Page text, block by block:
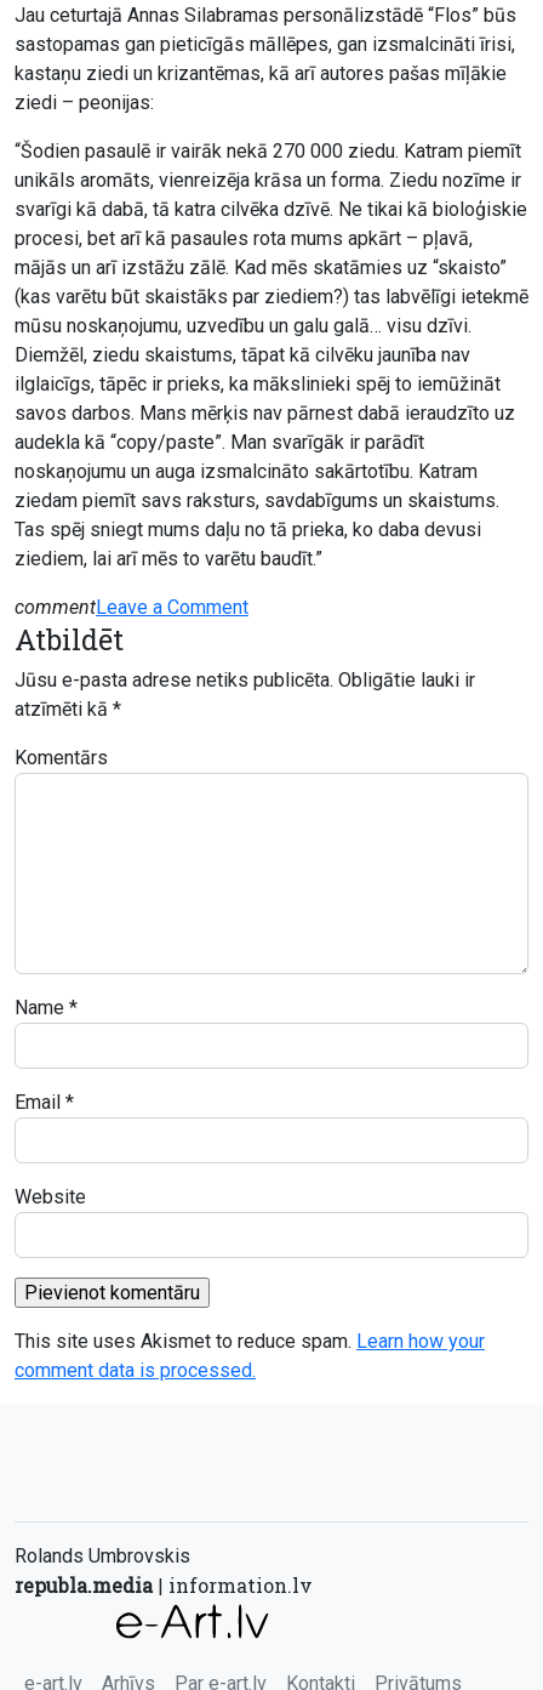
Jau ceturtajā Annas Silabramas personālizstādē “Flos” būs
sastopamas gan pieticīgās māllēpes, gan izsmalcināti īrisi,
kastaņu ziedi un krizantēmas, kā arī autores pašas mīļākie
ziedi – peonijas:
“Šodien pasaulē ir vairāk nekā 270 000 ziedu. Katram piemīt
unikāls aromāts, vienreizēja krāsa un forma. Ziedu nozīme ir
svarīgi kā dabā, tā katra cilvēka dzīvē. Ne tikai kā bioloģiskie
procesi, bet arī kā pasaules rota mums apkārt – pļavā,
mājās un arī izstāžu zālē. Kad mēs skatāmies uz “skaisto”
(kas varētu būt skaistāks par ziediem?) tas labvēlīgi ietekmē
mūsu noskaņojumu, uzvedību un galu galā… visu dzīvi.
Diemžēl, ziedu skaistums, tāpat kā cilvēku jaunība nav
ilglaicīgs, tāpēc ir prieks, ka mākslinieki spēj to iemūžināt
savos darbos. Mans mērķis nav pārnest dabā ieraudzīto uz
audekla kā “copy/paste”. Man svarīgāk ir parādīt
noskaņojumu un auga izsmalcināto sakārtotību. Katram
ziedam piemīt savs raksturs, savdabīgums un skaistums.
Tas spēj sniegt mums daļu no tā prieka, ko daba devusi
ziediem, lai arī mēs to varētu baudīt.”
commentLeave a Commenton
gleznotājas
personālizstāde
Atbildēt
Jūsu e-pasta adrese netiks publicēta. Obligātie lauki ir
atzīmēti kā *
Komentārs
Name *
Email *
Website
This site uses Akismet to reduce spam. Learn how your
comment data is processed.
Rolands Umbrovskis
republa.media| information.lv
e-art.lv Arhīvs Par e-art.lv Kontakti Privātums